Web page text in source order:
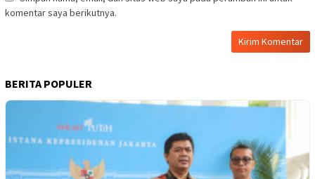
komentar saya berikutnya.
BERITA POPULER